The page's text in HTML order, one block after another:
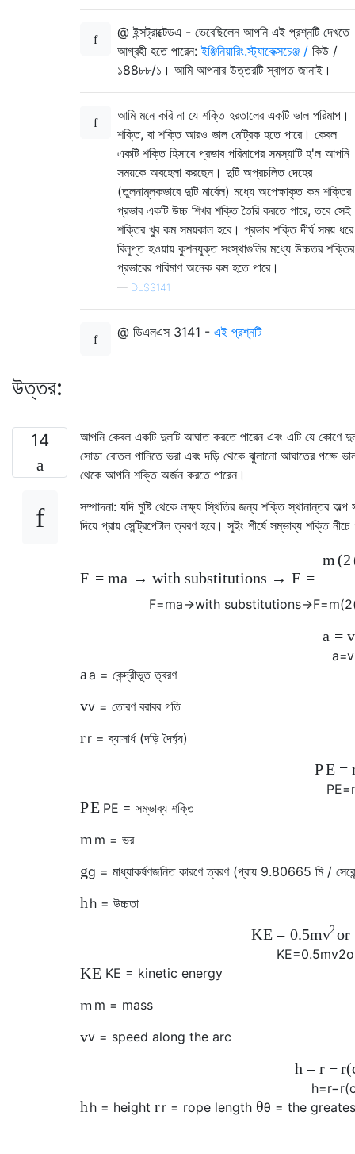
@ ইন্সট্রাক্টেডএ - ভেবেছিলেন আপনি এই প্রশ্নটি দেখতে
আগ্রহী হতে পারেন:ইঞ্জিনিয়ারিং.স্ট্যাকেক্সচেঞ্জ / কিউ /
১88৮৮/১। আমি আপনার উত্তরটি স্বাগত জানাই।
আমি মনে করি না যে শক্তি হরতালের একটি ভাল পরিমাপ।
শক্তি, বা শক্তি আরও ভাল মেট্রিক হতে পারে। কেবল
একটি শক্তি হিসাবে প্রভাব পরিমাপের সমস্যাটি হ'ল আপনি
সময়কে অবহেলা করছেন। দুটি অপ্রচলিত দেহের
(তুলনামূলকভাবে দুটি মার্বেল) মধ্যে অপেক্ষাকৃত কম শক্তির
প্রভাব একটি উচ্চ শিখর শক্তি তৈরি করতে পারে, তবে সেই
শক্তির খুব কম সময়কাল হবে। প্রভাব শক্তি দীর্ঘ সময় ধরে
বিলুপ্ত হওয়ায় কুশনযুক্ত সংস্থাগুলির মধ্যে উচ্চতর শক্তির
প্রভাবের পরিমাণ অনেক কম হতে পারে।
— DLS3141
@ ডিএলএস 3141 - এই প্রশ্নটি
উত্তর:
14
আপনি কেবল একটি দুলটি আঘাত করতে পারেন এবং এটি যে কোণে
সোডা বোতল পানিতে ভরা এবং দড়ি থেকে ঝুলানো আঘাতের পক্ষে
থেকে আপনি শক্তি অর্জন করতে পারেন।
সম্পাদনা: যদি মুষ্টি থেকে লক্ষ্য স্থিতির জন্য শক্তি স্থানান্তর
দিয়ে প্রায় সেন্ট্রিপেটাল ত্বরণ হবে। সুইং শীর্ষে সম্ভাব্য শক্তি
F = ma → with substitutions → F =
m (2
F=ma→with substitutions→F=m(2
a = v
a=v
aa = কেন্দ্রীভূত ত্বরণ
vv= তোরণ বরাবর গতি
rr= ব্যাসার্ধ (দড়ি দৈর্ঘ্য)
PE =
PE=
PE PE = সম্ভাব্য শক্তি
m m = ভর
gg = মাধ্যাকর্ষণজনিত কারণে ত্বরণ (প্রায় 9.80665 মি /
h h = উচ্চতা
KE = 0.5mv2 or
KE=0.5mv2
KE KE = kinetic energy
m m = mass
vv= speed along the arc
h = r − r(
h=r−r(
h h = heightrr = rope length θθ = the